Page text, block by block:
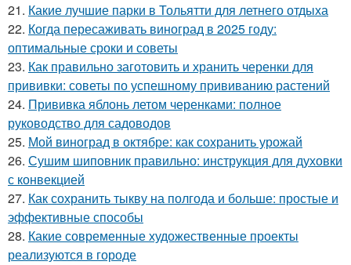
21. Какие лучшие парки в Тольятти для летнего отдыха
22. Когда пересаживать виноград в 2025 году:
оптимальные сроки и советы
23. Как правильно заготовить и хранить черенки для
прививки: советы по успешному прививанию растений
24. Прививка яблонь летом черенками: полное
руководство для садоводов
25. Мой виноград в октябре: как сохранить урожай
26. Сушим шиповник правильно: инструкция для духовки
с конвекцией
27. Как сохранить тыкву на полгода и больше: простые и
эффективные способы
28. Какие современные художественные проекты
реализуются в городе